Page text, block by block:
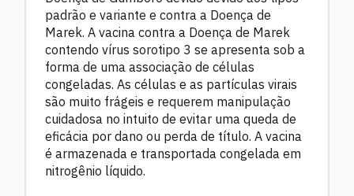
padrão e variante e contra a Doença de
Marek. A vacina contra a Doença de Marek
contendo vírus sorotipo 3 se apresenta sob a
forma de uma associação de células
congeladas. As células e as partículas virais
são muito frágeis e requerem manipulação
cuidadosa no intuito de evitar uma queda de
eficácia por dano ou perda de título. A vacina
é armazenada e transportada congelada em
nitrogênio líquido.